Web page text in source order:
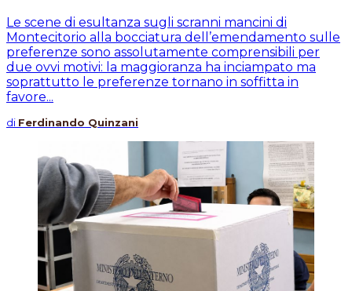
Le scene di esultanza sugli scranni mancini di
Montecitorio alla bocciatura dell’emendamento sulle
preferenze sono assolutamente comprensibili per
due ovvi motivi: la maggioranza ha inciampato ma
soprattutto le preferenze tornano in soffitta in
favore...
di Ferdinando Quinzani